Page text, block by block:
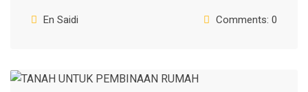
En Saidi Comments: 0